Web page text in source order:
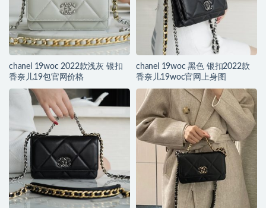
chanel 19woc 2022款浅灰 银扣
香奈儿19包官网价格
chanel 19woc 黑色 银扣2022款
香奈儿19woc官网上身图